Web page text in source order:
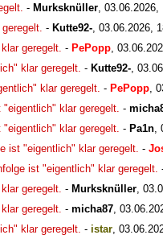
- Murksknüller 03.06.2026,
- Kutte92- 03.06.2026,
geregelt. - PePopp
klar geregelt. - Kutte92-
klar geregelt. - PePopp
klar geregelt. -
klar geregelt. - Pa1n
ist "eigentlich" klar geregelt. -
ist "eigentlich" klar geregelt.
geregelt. - Murksknüller
geregelt. - micha87
klar geregelt. - istar